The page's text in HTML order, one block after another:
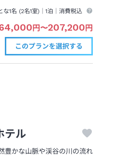
な1名 (2名1室)｜1泊 ｜消費税込
円〜207,200円
このプランを選択する
テル
豊かな山脈や渓谷の川の流れ